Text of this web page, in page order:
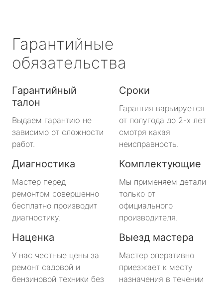
Гарантийные
обязательства
Гарантийный
талон
Выдаем гарантию не
зависимо от сложности
работ.
Сроки
Гарантия варьируется
от полугода до 2-х лет
смотря какая
неисправность.
Диагностика
Мастер перед
ремонтом совершенно
бесплатно производит
диагностику.
Комплектующие
Мы применяем детали
только от
официального
производителя.
Наценка
У нас честные цены за
ремонт садовой и
бензиновой техники без
Выезд мастера
Мастер оперативно
приезжает к месту
назначения в течении